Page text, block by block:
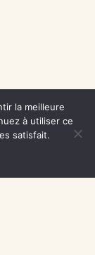
la meilleure
à utiliser ce
satisfait.